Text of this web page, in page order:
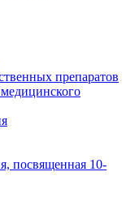
препаратов
посвященная 10-